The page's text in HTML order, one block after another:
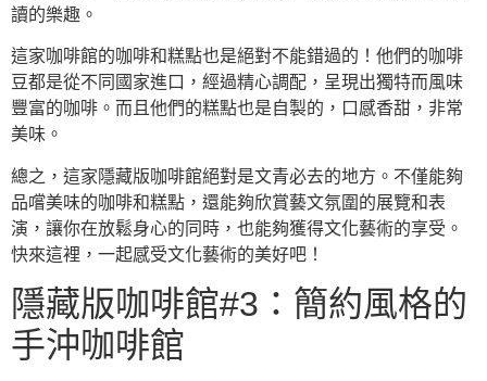
讀的樂趣。
這家咖啡館的咖啡和糕點也是絕對不能錯過的！他們的咖啡
豆都是從不同國家進口，經過精心調配，呈現出獨特而風味
豐富的咖啡。而且他們的糕點也是自製的，口感香甜，非常
美味。
總之，這家隱藏版咖啡館絕對是文青必去的地方。不僅能夠
品嚐美味的咖啡和糕點，還能夠欣賞藝文氛圍的展覽和表
演，讓你在放鬆身心的同時，也能夠獲得文化藝術的享受。
快來這裡，一起感受文化藝術的美好吧！
隱藏版咖啡館#3：簡約風格的
手沖咖啡館